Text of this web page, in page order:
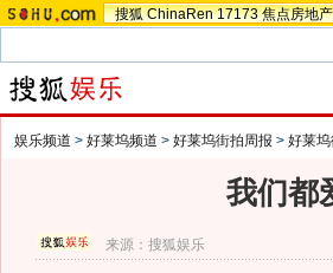
搜狐 ChinaRen 17173 焦点房地产
娱乐频道 > 好莱坞频道 > 好莱坞街拍周报 > 好莱
我们都
来源：搜狐娱乐